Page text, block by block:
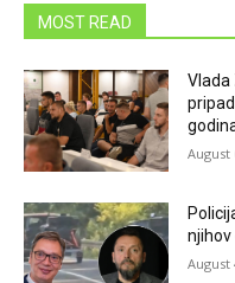
MOST READ
Vlada
August
njihov
August